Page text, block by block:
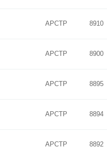
APCTP 8910
APCTP 8900
APCTP 8895
APCTP 8894
APCTP 8892